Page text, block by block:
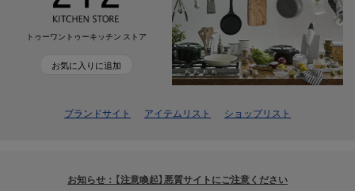
トゥーワントゥーキッチン ストア
お気に入りに追加
ブランドサイト アイテムリスト ショップリスト
お知らせ：【注意喚起】悪質サイトにご注意ください